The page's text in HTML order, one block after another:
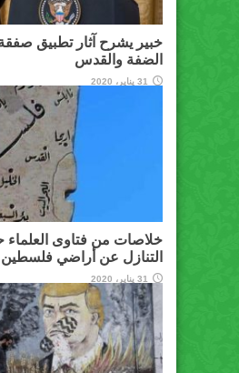
خبير يشرح آثار تطبيق
الضفة والقدس
31 يناير، 2020
خلاصات من فتاوى العلماء
التنازل عن أراضي فلسطين
31 يناير، 2020